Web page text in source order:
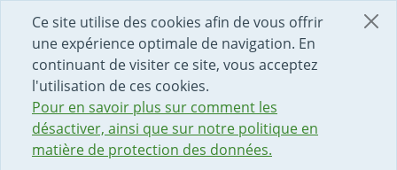
Ce site utilise des cookies afin de vous offrir
une expérience optimale de navigation. En
continuant de visiter ce site, vous acceptez
l'utilisation de ces cookies.
Pour en savoir plus sur comment les
désactiver, ainsi que sur notre politique en
matière de protection des données.
DÉBUT DU CONTENU DE LA PAGE
ACCÈS AU CHAMP DE RECHERCHE
PAGE D'ACCUEIL
FORMULAIRE DE CONTACT